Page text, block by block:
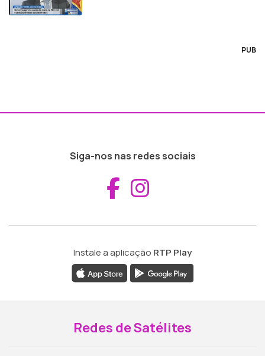
PUB
Siga-nos nas redes sociais
Aceder ao
Instale a aplicação RTP Play
Redes de Satélites